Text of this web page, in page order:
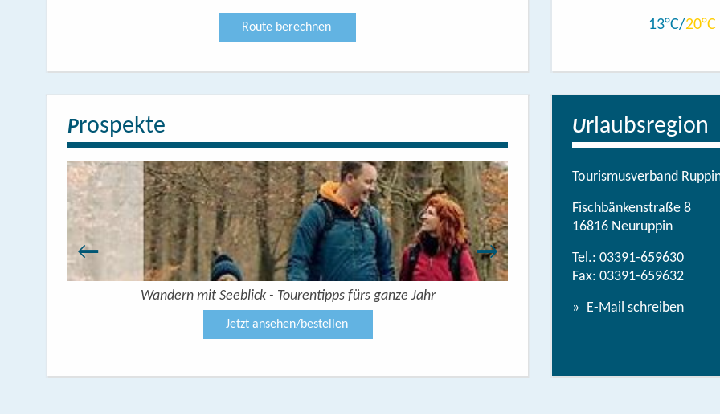
Route berechnen 13 20
Prospekte
Wandern mit Seeblick - Tourentipps fürs ganze Jahr
Jetzt ansehen/bestellen
Urlaubsregion
Tourismusverband
Fischbänkenstraße 8
16816 Neuruppin
Tel.: 03391-659630
Fax: 03391-659632
E-Mail schreiben